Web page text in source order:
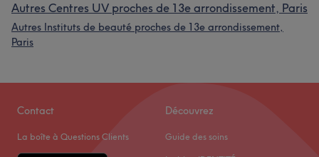
Autres Centres UV proches de 13e arrondissement, Paris
Autres Instituts de beauté proches de 13e arrondissement,
Paris
Contact
La boîte à Questions Clients
Découvrez
Guide des soins